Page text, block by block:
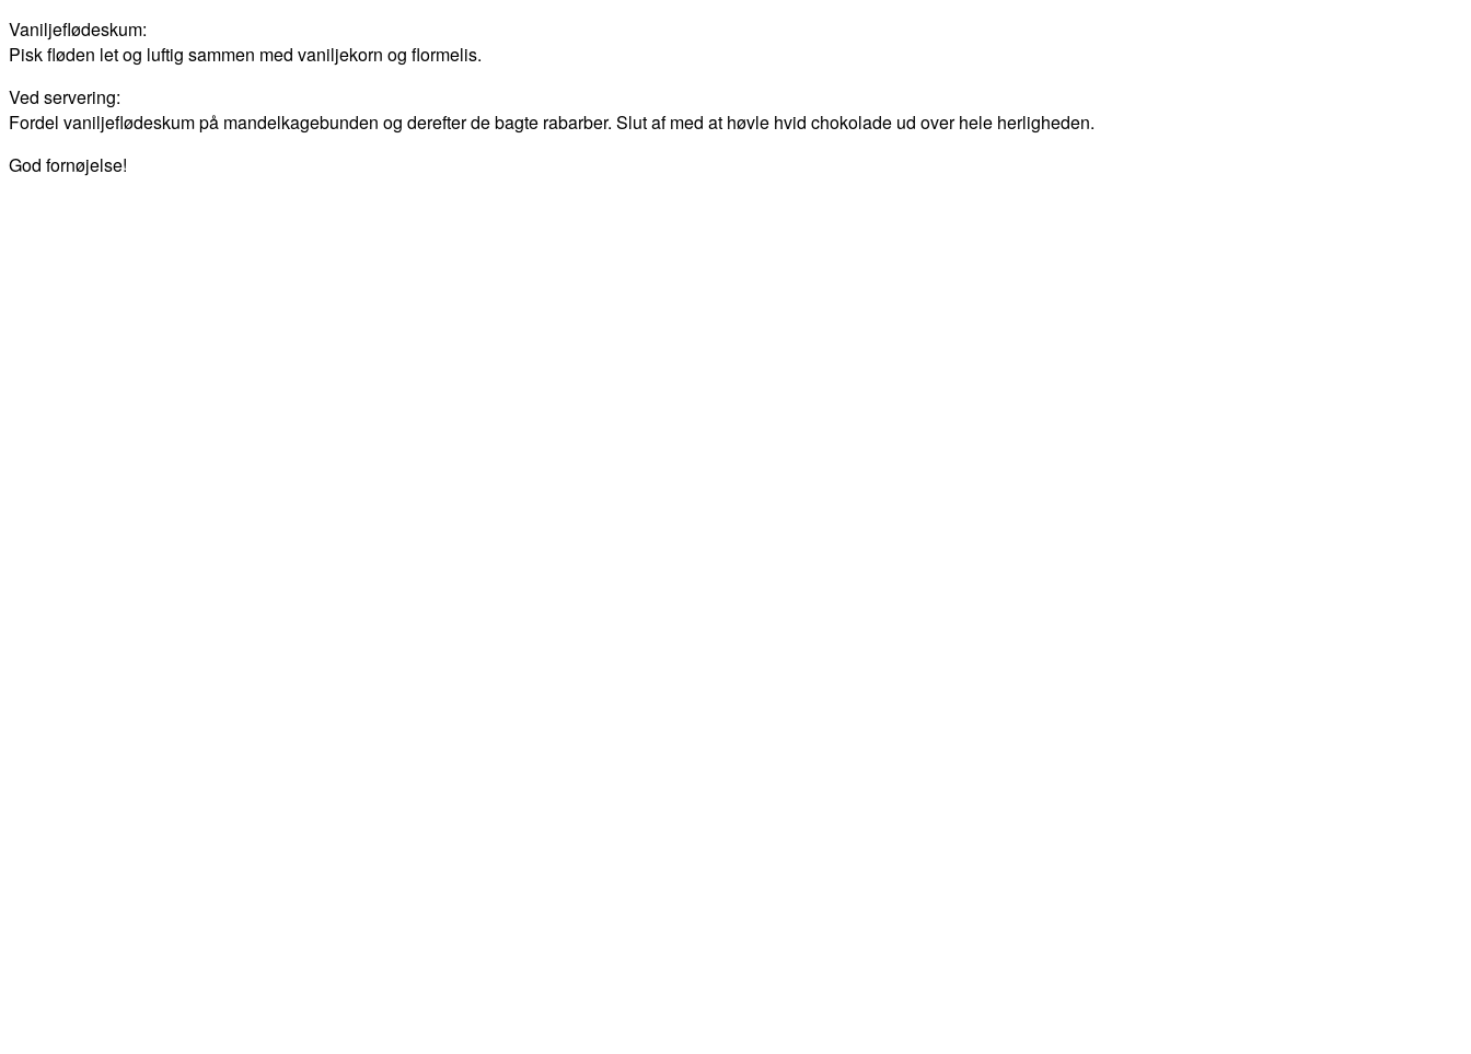
Vaniljeflødeskum:
Pisk fløden let og luftig sammen med vaniljekorn og flormelis.
Ved servering:
Fordel vaniljeflødeskum på mandelkagebunden og derefter de bagte rabarber. Slut af med at høvle hvid chokolade ud over hele herligheden.
God fornøjelse!